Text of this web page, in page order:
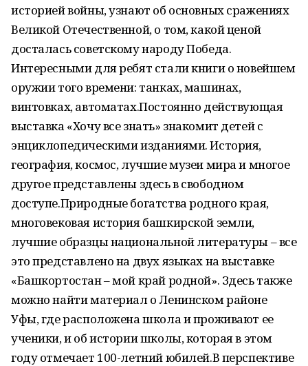
историей войны, узнают об основных сражениях
Великой Отечественной, о том, какой ценой
досталась советскому народу Победа.
Интересными для ребят стали книги о новейшем
оружии того времени: танках, машинах,
винтовках, автоматах.Постоянно действующая
выставка «Хочу все знать» знакомит детей с
энцик­лопедическими изданиями. История,
география, космос, лучшие музеи мира и многое
другое представлены здесь в свободном
доступе.Природные богатства родного края,
многовековая история башкирской земли,
лучшие образцы национальной литературы – все
это представлено на двух языках на выставке
«Башкортостан – мой край родной». Здесь также
можно найти материал о Ленинском районе
Уфы, где расположена школа и проживают ее
ученики, и об истории школы, которая в этом
году отмечает 100-летний юбилей.В перспективе